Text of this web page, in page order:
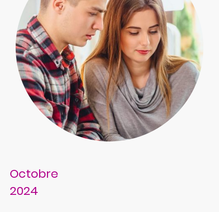
Octobre
2024